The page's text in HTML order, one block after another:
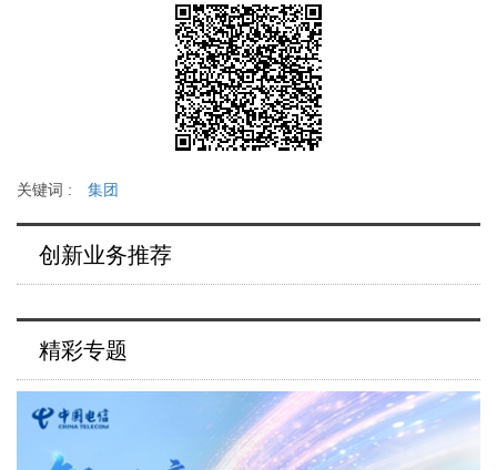
关键词 : 集团
创新业务推荐
精彩专题